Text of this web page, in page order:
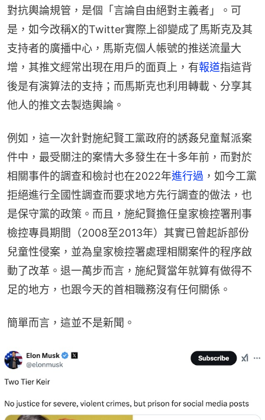
對抗輿論規管，是個「言論自由絕對主義者」。可
是，如今改稱X的Twitter實際上卻變成了馬斯克及其
支持者的廣播中心，馬斯克個人帳號的推送流量大
增，其推文經常出現在用戶的面頁上，有報道指這背
後是有演算法的支持；而馬斯克也利用轉載、分享其
他人的推文去製造輿論。
例如，這一次針對施紀賢工黨政府的誘姦兒童幫派案
件中，最受關注的案情大多發生在十多年前，而對於
相關事件的調查和檢討也在2022年進行過 ，如今工黨
拒絕進行全國性調查而要求地方先行調查的做法，也
是保守黨的政策。而且，施紀賢擔任皇家檢控署刑事
檢控專員期間（2008至2013年）其實已曾起訴部份
兒童性侵案，並為皇家檢控署處理相關案件的程序啟
動了改革。退一萬步而言，施紀賢當年就算有做得不
足的地方，也跟今天的首相職務沒有任何關係。
簡單而言，這並不是新聞。